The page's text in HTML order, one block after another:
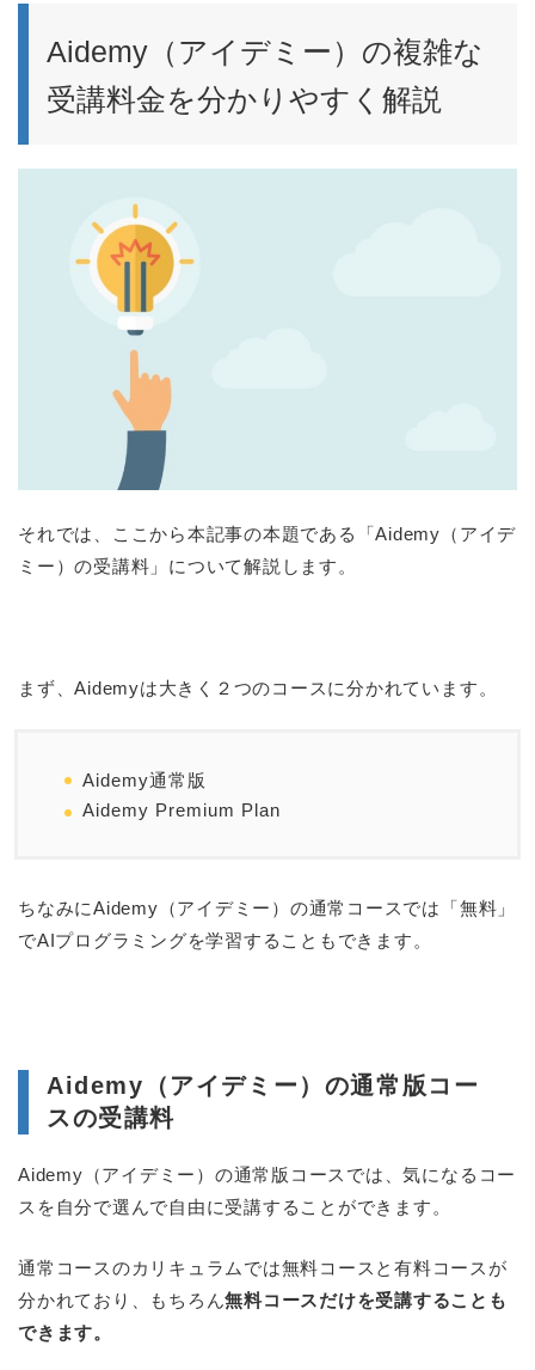
Aidemy（アイデミー）の複雑な
受講料金を分かりやすく解説
それでは、ここから本記事の本題である「Aidemy（アイデ
ミー）の受講料」について解説します。
まず、Aidemyは大きく２つのコースに分かれています。
Aidemy通常版
Aidemy Premium Plan
ちなみにAidemy（アイデミー）の通常コースでは「無料」
でAIプログラミングを学習することもできます。
Aidemy（アイデミー）の通常版コー
スの受講料
Aidemy（アイデミー）の通常版コースでは、気になるコー
スを自分で選んで自由に受講することができます。
通常コースのカリキュラムでは無料コースと有料コースが
分かれており、もちろん無料コースだけを受講することも
できます。